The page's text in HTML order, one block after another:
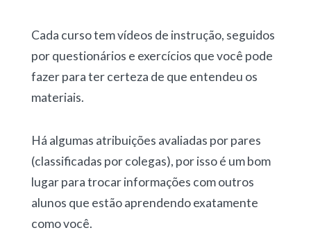
Cada curso tem vídeos de instrução, seguidos
por questionários e exercícios que você pode
fazer para ter certeza de que entendeu os
materiais.
Há algumas atribuições avaliadas por pares
(classificadas por colegas), por isso é um bom
lugar para trocar informações com outros
alunos que estão aprendendo exatamente
como você.